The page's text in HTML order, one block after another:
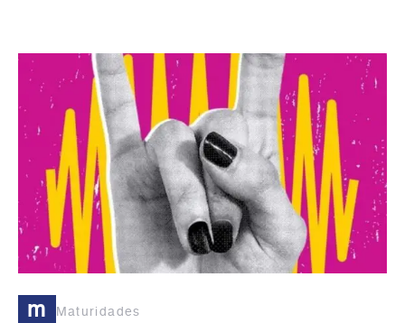
m Maturidades